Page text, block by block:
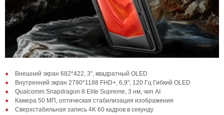
Внешний экран 682*422, 3", квадратный OLED
Внутренний экран 2790*1188 FHD+, 6,9", 120 Гц Гибкий OLED
Qualcomm Snapdragon 8 Elite Supreme, 3 нм, чип AI
Камера 50 МП, оптическая стабилизация изображения
Сверхстабильная запись 4K 60 кадров в секунду